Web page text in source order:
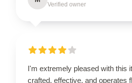
Verified owner
I'm extremely pleased with this
crafted, effective, and operates